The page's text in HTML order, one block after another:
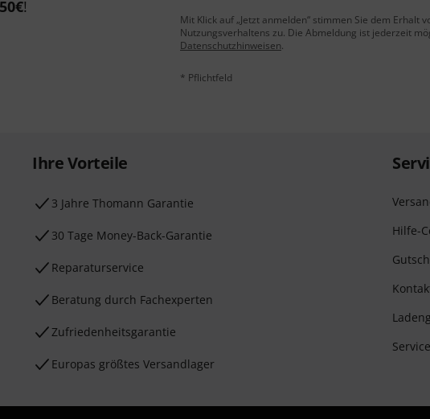
50€!
Mit Klick auf „Jetzt anmelden“ stimmen Sie dem Erhalt
Nutzungsverhaltens zu. Die Abmeldung ist jederzeit
Datenschutzhinweisen.
* Pflichtfeld
Ihre Vorteile
3 Jahre Thomann Garantie
30 Tage Money-Back-Garantie
Reparaturservice
Beratung durch Fachexperten
Zufriedenheitsgarantie
Europas größtes Versandlager
Hilfe-